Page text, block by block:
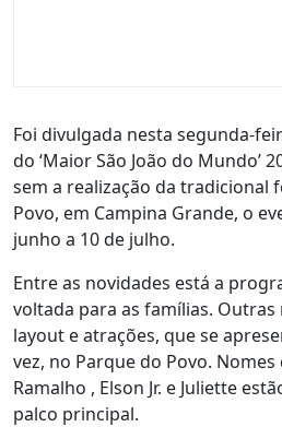
Foi divulgada nesta segunda-
do ‘Maior São João do Mundo’
sem a realização da tradicional
Povo, em Campina Grande, o
junho a 10 de julho.
Entre as novidades está a
voltada para as famílias.
layout e atrações, que se
vez, no Parque do Povo. Nomes
Ramalho , Elson Jr. e Juliette
palco principal.